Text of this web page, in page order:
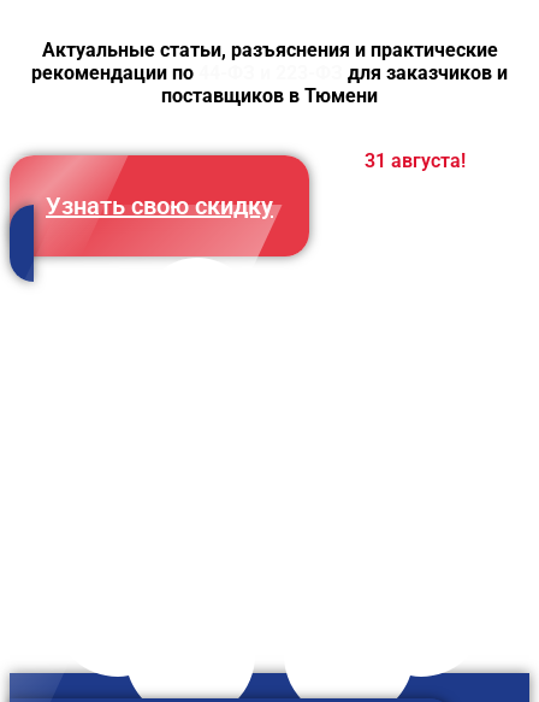
Актуальные статьи, разъяснения и практические
рекомендации по
для заказчиков и
поставщиков в Тюмени
Зафиксировать цену можно до 31 августа!
Узнать свою скидку